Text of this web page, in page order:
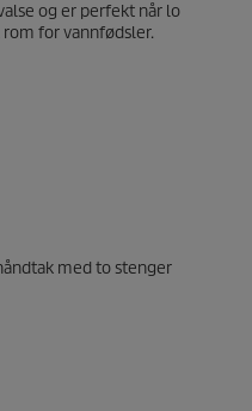
og er perfekt når lo
for vannfødsler.
med to stenger